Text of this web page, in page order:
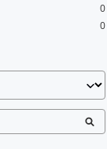
0
0